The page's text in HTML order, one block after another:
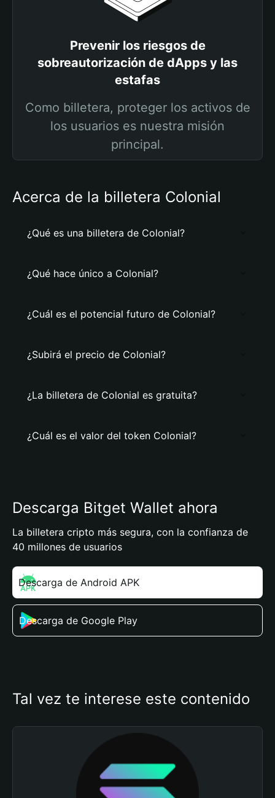
Prevenir los riesgos de
sobreautorización de dApps y las
estafas
Como billetera, proteger los activos de
los usuarios es nuestra misión
principal.
Acerca de la billetera Colonial
¿Qué es una billetera de Colonial?
¿Qué hace único a Colonial?
¿Cuál es el potencial futuro de Colonial?
¿Subirá el precio de Colonial?
¿La billetera de Colonial es gratuita?
¿Cuál es el valor del token Colonial?
Descarga Bitget Wallet ahora
La billetera cripto más segura, con la confianza de
40 millones de usuarios
Descarga de Android APK
Descarga de Google Play
Tal vez te interese este contenido